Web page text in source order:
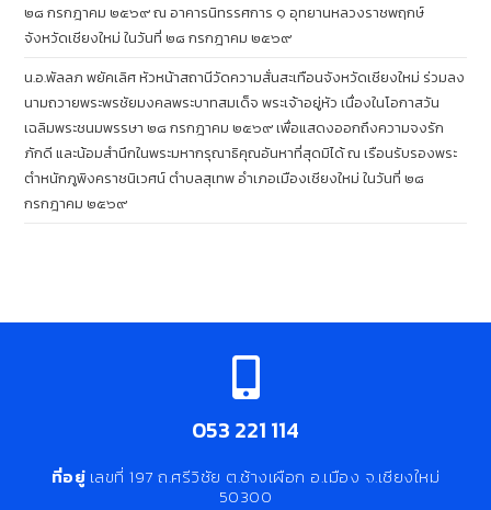
๒๘ กรกฎาคม ๒๕๖๙ ณ อาคารนิทรรศการ ๑ อุทยานหลวงราชพฤกษ์
จังหวัดเชียงใหม่ ในวันที่ ๒๘ กรกฎาคม ๒๕๖๙
น.อ.พัลลภ พยัคเลิศ หัวหน้าสถานีวัดความสั่นสะเทือนจังหวัดเชียงใหม่ ร่วมลง
นามถวายพระพรชัยมงคลพระบาทสมเด็จ พระเจ้าอยู่หัว เนื่องในโอกาสวัน
เฉลิมพระชนมพรรษา ๒๘ กรกฎาคม ๒๕๖๙ เพื่อแสดงออกถึงความจงรัก
ภักดี และน้อมสำนึกในพระมหากรุณาธิคุณอันหาที่สุดมิได้ ณ เรือนรับรองพระ
ตำหนักภูพิงคราชนิเวศน์ ตำบลสุเทพ อำเภอเมืองเชียงใหม่ ในวันที่ ๒๘
กรกฎาคม ๒๕๖๙
053 221 114
ที่อยู่ เลขที่ 197 ถ.ศรีวิชัย ต.ช้างเผือก อ.เมือง จ.เชียงใหม่
50300